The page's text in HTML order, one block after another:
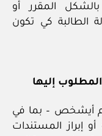
المقرر أو
الطالبة كي تكون
إليها
أيشخص – بما في
إبراز المستندات